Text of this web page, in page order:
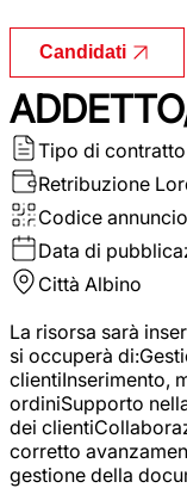
Candidati
Tipo di contratto
Retribuzione
Codice annuncio
Data di
Città Albino
La risorsa sarà
si occuperà
clientiInserimento,
ordiniSupporto
dei
corretto
gestione della